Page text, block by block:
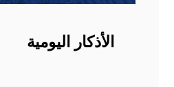
الأذكار اليومية